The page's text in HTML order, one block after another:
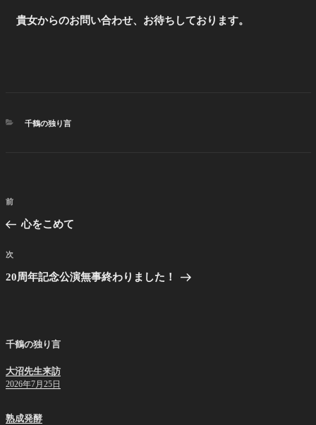
貴女からのお問い合わせ、お待ちしております。
カ
千鶴の独り言
投
ナ
ビ
ゲ
ン
前
の
稿
前
心をこめて
次
の
次
20周年記念公演無事終わりました！
千鶴の独り言
大沼先生来訪
2026年7月25日
熟成発酵